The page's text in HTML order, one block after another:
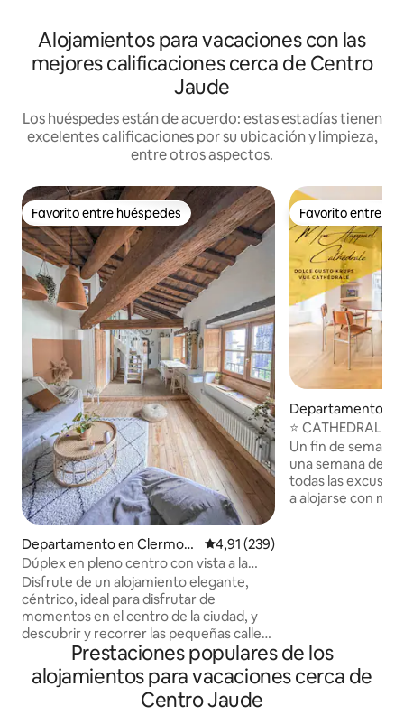
Alojamientos para vacaciones con las
mejores calificaciones cerca de Centro
Jaude
Los huéspedes están de acuerdo: estas estadías tienen
excelentes calificaciones por su ubicación y limpieza,
entre otros aspectos.
Favorito entre huéspedes
Favorito entre huéspedes
Departamento en Clermont
-Ferrand
Calificación promedio: 4,91 de
4,91 (239)
Dúplex en pleno centro con vista a la
catedral, clasificado 3*
Disfrute de un alojamiento elegante,
céntrico, ideal para disfrutar de
momentos en el centro de la ciudad, y
descubrir y recorrer las pequeñas calles
con arquitectura volcánica. Las
prestaciones de este apartamento le
ofrecerán una estancia con todas las
comodidades y envolvente. ¿Una cocina
Favorito entre
Favorito entre
Departamento
t-Ferrand
⭐ CATHEDRALE
Un fin de semana
una semana de
todas las excusas
a alojarse con
totalmente
gran vista de
negra.
Prestaciones populares de los
alojamientos para vacaciones cerca de
Centro Jaude